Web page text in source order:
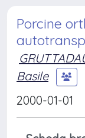
Porcine
Basile
2000-01-01